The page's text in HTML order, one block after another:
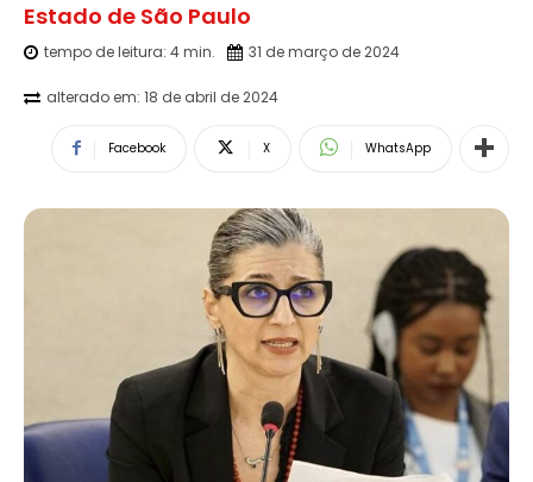
Estado de São Paulo
tempo de leitura: 4min. 31 de março de 2024
alterado em: 18 de abril de 2024
Facebook X WhatsApp